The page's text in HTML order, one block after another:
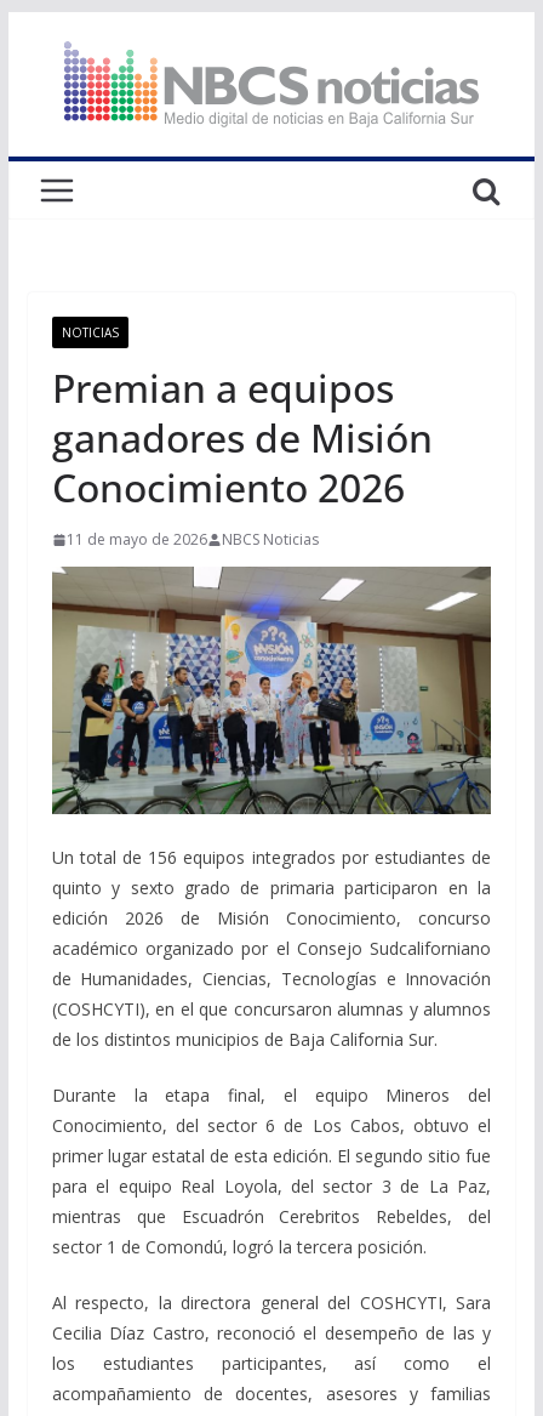
contenido
NOTICIAS
Premian a equipos
ganadores de Misión
Conocimiento 2026
11 de mayo de 2026 NBCS Noticias
Un total de 156 equipos integrados por estudiantes de
quinto y sexto grado de primaria participaron en la
edición 2026 de Misión Conocimiento, concurso
académico organizado por el Consejo Sudcaliforniano
de Humanidades, Ciencias, Tecnologías e Innovación
(COSHCYTI), en el que concursaron alumnas y alumnos
de los distintos municipios de Baja California Sur.
Durante la etapa final, el equipo Mineros del
Conocimiento, del sector 6 de Los Cabos, obtuvo el
primer lugar estatal de esta edición. El segundo sitio fue
para el equipo Real Loyola, del sector 3 de La Paz,
mientras que Escuadrón Cerebritos Rebeldes, del
sector 1 de Comondú, logró la tercera posición.
Al respecto, la directora general del COSHCYTI, Sara
Cecilia Díaz Castro, reconoció el desempeño de las y
los estudiantes participantes, así como el
acompañamiento de docentes, asesores y familias